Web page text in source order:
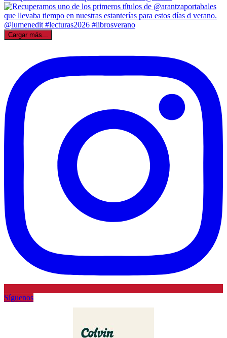
Cargar más...
Síguenos